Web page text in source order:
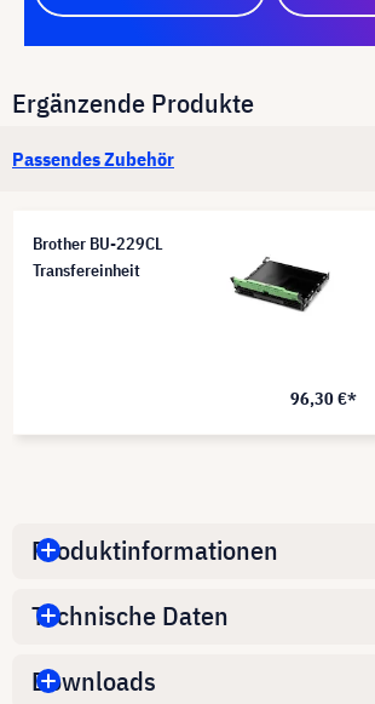
Ergänzende Produkte
Passendes Zubehör
Brother BU-229CL
Transfereinheit
96,30 €*
Produktinformationen
Technische Daten
Downloads